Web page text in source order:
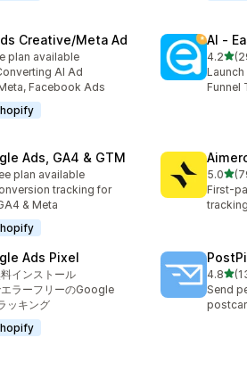
Creative/Meta Ad
：47件
plan available
AI Ad
Facebook Ads
AI ‑
4.25つ
合計レ
Funnel
Ads, GA4 & GTM
：137件
plan available
tracking for
& Meta
5.05つ
合計レ
First-
Ads Pixel
：420件
インストール
ラーフリーのGoogle
ッキング
4.85つ
合計レ
Send